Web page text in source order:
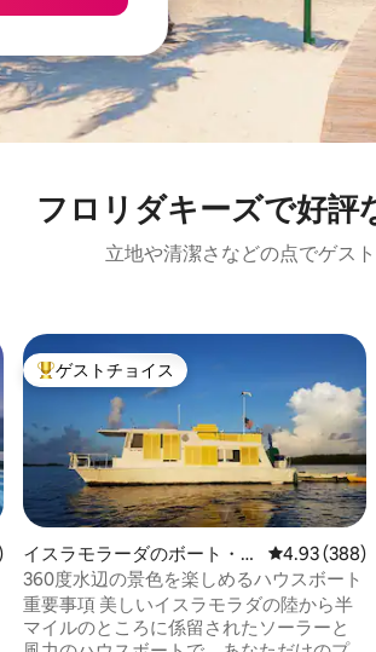
フロリダキーズで好
立地や清潔さなどの点でゲス
ー4件、5つ星中5つ星の平均評価
大好評のゲストチョイスです。
ゲストチョイス
イスラモラーダのボート・船
舶
レビュー388
4.93 (388)
360度水辺の景色を楽しめるハウスボート
重要事項 美しいイスラモラダの陸から半
マイルのところに係留されたソーラーと